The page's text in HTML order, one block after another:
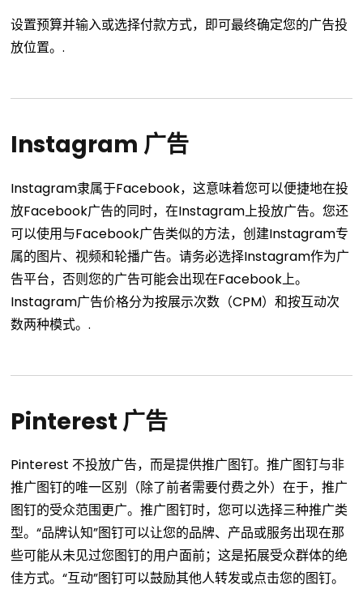
设置预算并输入或选择付款方式，即可最终确定您的广告投
放位置。.
Instagram 广告
Instagram隶属于Facebook，这意味着您可以便捷地在投
放Facebook广告的同时，在Instagram上投放广告。您还
可以使用与Facebook广告类似的方法，创建Instagram专
属的图片、视频和轮播广告。请务必选择Instagram作为广
告平台，否则您的广告可能会出现在Facebook上。
Instagram广告价格分为按展示次数（CPM）和按互动次
数两种模式。.
Pinterest 广告
Pinterest 不投放广告，而是提供推广图钉。推广图钉与非
推广图钉的唯一区别（除了前者需要付费之外）在于，推广
图钉的受众范围更广。推广图钉时，您可以选择三种推广类
型。“品牌认知”图钉可以让您的品牌、产品或服务出现在那
些可能从未见过您图钉的用户面前；这是拓展受众群体的绝
佳方式。“互动”图钉可以鼓励其他人转发或点击您的图钉。